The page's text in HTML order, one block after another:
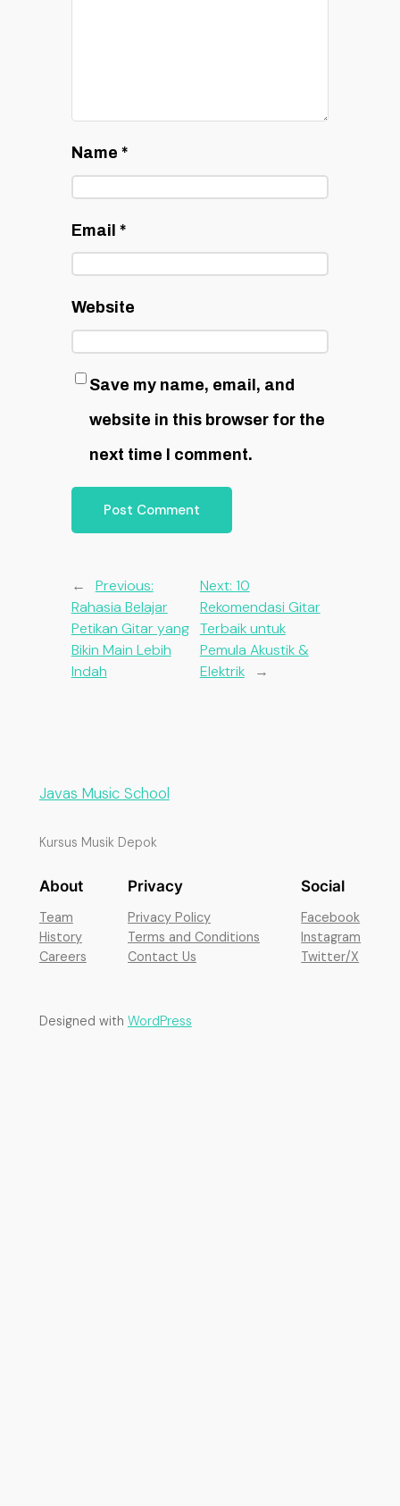
Name *
Email *
Website
Save my name, email, and
website in this browser for the
next time I comment.
←
Previous:
Rahasia Belajar
Petikan Gitar yang
Bikin Main Lebih
Indah
Next: 10
Rekomendasi Gitar
Terbaik untuk
Pemula Akustik &
Elektrik
→
Javas Music School
Kursus Musik Depok
About
Team
History
Careers
Privacy
Privacy Policy
Terms and Conditions
Contact Us
Social
Facebook
Instagram
Twitter/X
Designed with WordPress